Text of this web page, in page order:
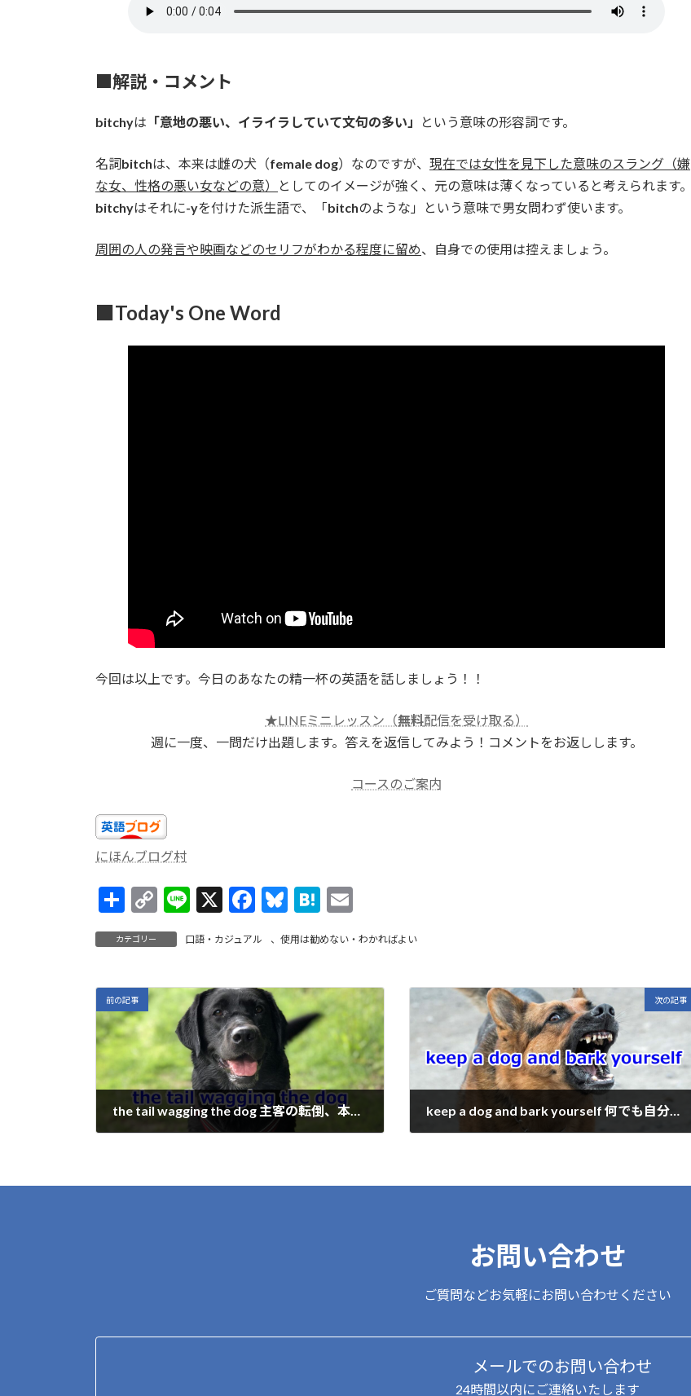
■解説・コメント
bitchyは 「意地の悪い、イライラしていて文句の多い」 という意味の形容詞です。
名詞bitchは、本来は雌の犬（female dog）なのですが、 現在では女性を見下した意味のスラング（嫌
な女、性格の悪い女などの意）
としてのイメージが強く、元の意味は薄くなっていると考えられます。
bitchyはそれに-yを付けた派生語で、「bitchのような」という意味で男女問わず使います。
周囲の人の発言や映画などのセリフがわかる程度に留め、自身での使用は控えましょう。
■Today's One Word
今回は以上です。今日のあなたの精一杯の英語を話しましょう！！
★LINEミニレッスン（無料配信を受け取る）
週に一度、一問だけ出題します。答えを返信してみよう！コメントをお返しします。
コースのご案内
にほんブログ村
C
o
p
Li
n
k
Li
e
X
F
e
o
o
k
Bl
es
H
e
a
ai
共
有
カテゴリー 口語・カジュアル 、 使用は勧めない・わかればよい
前の記事
the tail wagging the dog 主客の転倒、本末転倒
次の記事
keep a dog and bark yourself 何でも自分で
お問い合わせ
ご質問などお気軽にお問い合わせください
メールでのお問い合わせ
24時間以内にご連絡いたします